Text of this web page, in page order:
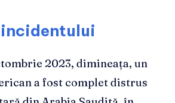
2023, dimineața, un
a fost complet distrus